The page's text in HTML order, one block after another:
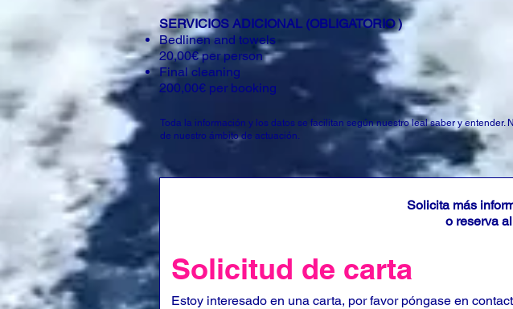
SERVICIOS ADICIONAL (OBLIGATORIO )
Bedlinen and towels
20,00€ per person
Final cleaning
200,00€ per booking
Toda la información y los datos se facilitan según nuestro leal saber y
de nuestro ámbito de actuación.
Solicita más
o reserva
Solicitud de carta
Estoy interesado en una carta, por favor póngase en